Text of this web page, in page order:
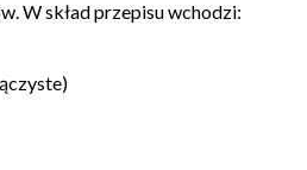
W skład przepisu wchodzi: